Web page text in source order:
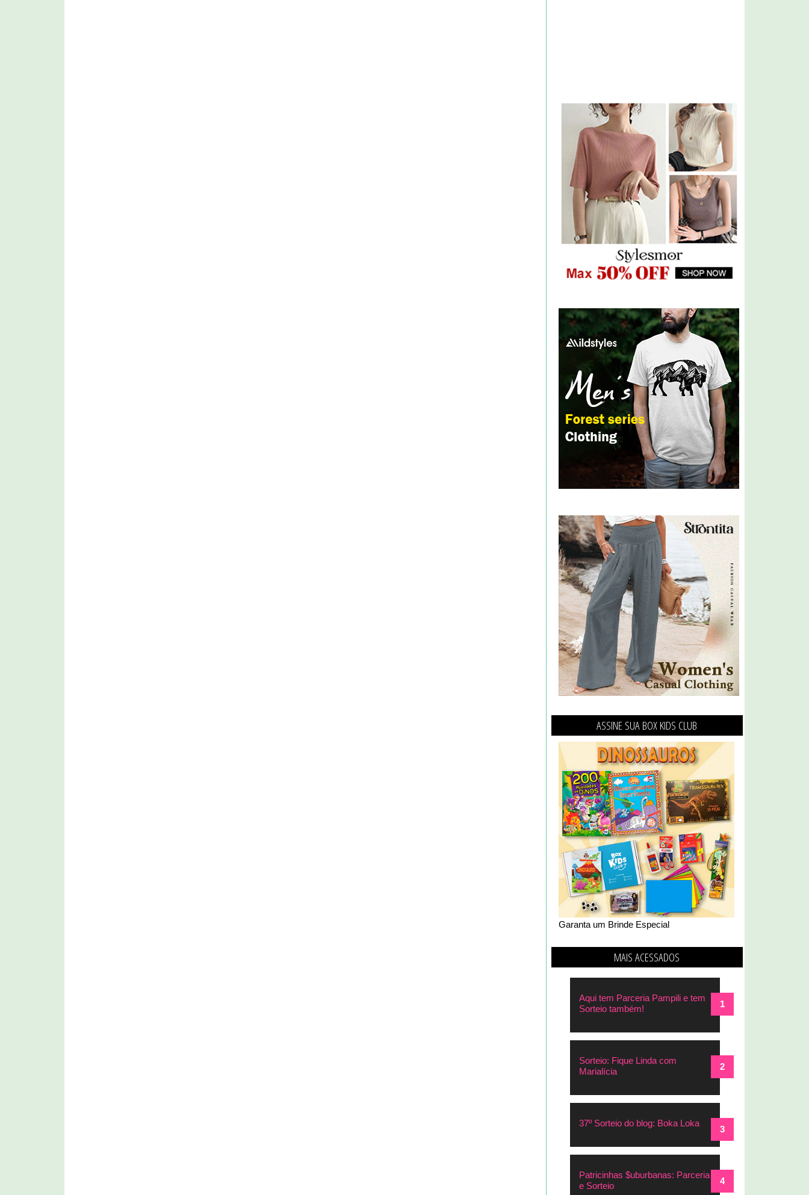
ASSINE SUA BOX KIDS CLUB
Garanta um Brinde Especial
MAIS ACESSADOS
Aqui tem Parceria Pampili e tem
Sorteio também!
Sorteio: Fique Linda com
Marialícia
37º Sorteio do blog: Boka Loka
Patricinhas $uburbanas: Parceria
e Sorteio